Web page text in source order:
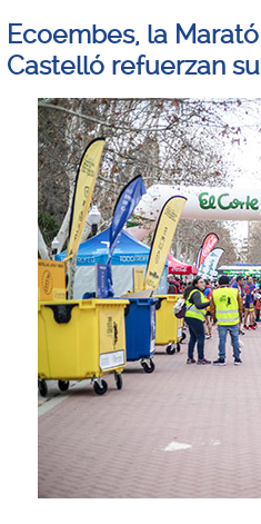
Ecoembes, la
Castelló refuerzan